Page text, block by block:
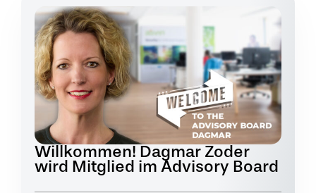
Willkommen! Dagmar Zoder
wird Mitglied im Advisory Board